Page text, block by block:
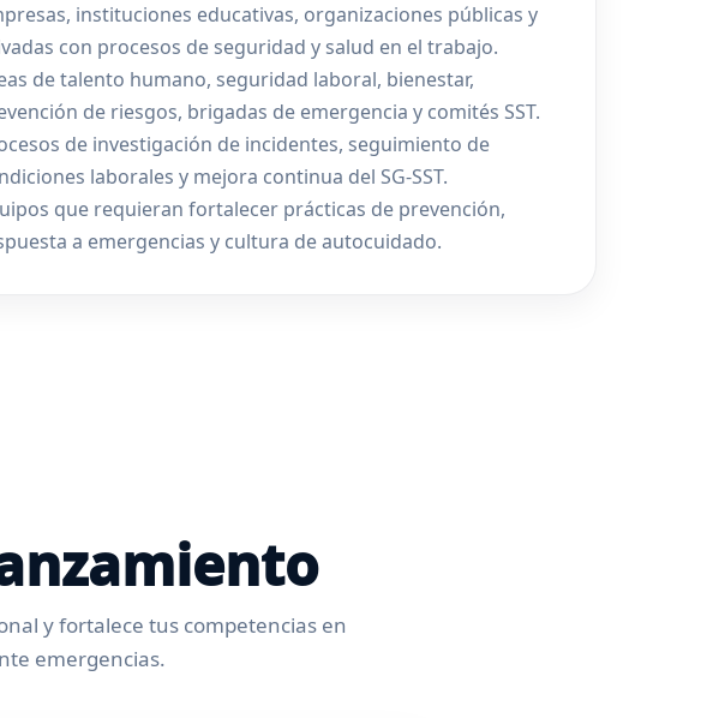
instituciones educativas, organizaciones públicas y
con procesos de seguridad y salud en el trabajo.
de talento humano, seguridad laboral, bienestar,
de riesgos, brigadas de emergencia y comités SST.
de investigación de incidentes, seguimiento de
laborales y mejora continua del SG-SST.
que requieran fortalecer prácticas de prevención,
a emergencias y cultura de autocuidado.
y fortalece tus competencias en
emergencias.